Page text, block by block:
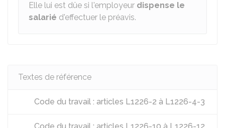
Elle lui est dûe si l'employeur dispense le
salarié d'effectuer le préavis.
Textes de référence
Code du travail : articles L1226-2 à L1226-4-3